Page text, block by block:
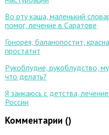
Во рту каша, маленький
помог, лечение в Саратове
Гонорея, баланопостит,
простатит
Рукоблудие, рукоблудство,
что делать?
Я заикаюсь с детства,
России
Комментарии ()